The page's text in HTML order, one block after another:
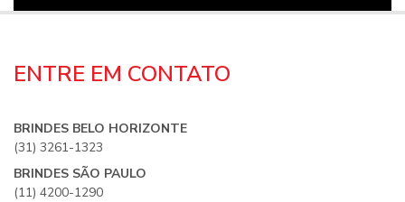
ENTRE EM CONTATO
BRINDES BELO HORIZONTE
(31) 3261-1323
BRINDES SÃO PAULO
(11) 4200-1290